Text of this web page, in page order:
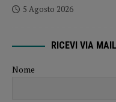
5 Agosto 2026
RICEVI VIA
Nome